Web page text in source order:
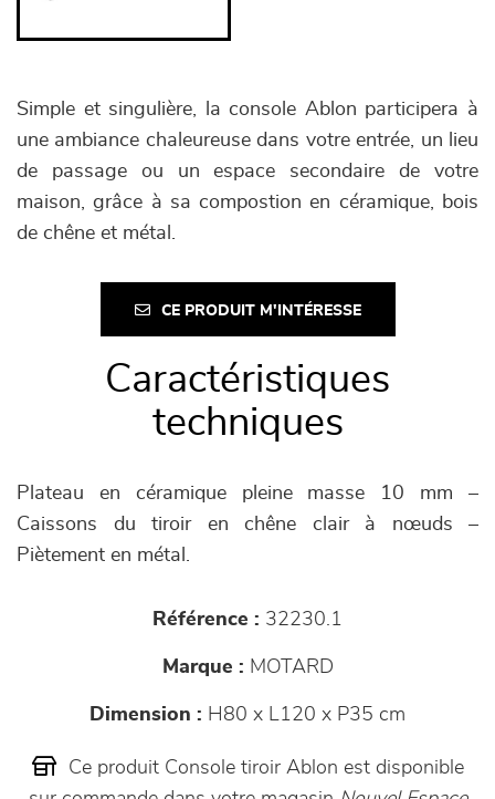
Simple et singulière, la console Ablon participera à
une ambiance chaleureuse dans votre entrée, un lieu
de passage ou un espace secondaire de votre
maison, grâce à sa compostion en céramique, bois
de chêne et métal.
CE PRODUIT M'INTÉRESSE
Caractéristiques
techniques
Plateau en céramique pleine masse 10 mm –
Caissons du tiroir en chêne clair à nœuds –
Piètement en métal.
Référence : 32230.1
Marque : MOTARD
Dimension : H80 x L120 x P35 cm
Ce produit Console tiroir Ablon est disponible